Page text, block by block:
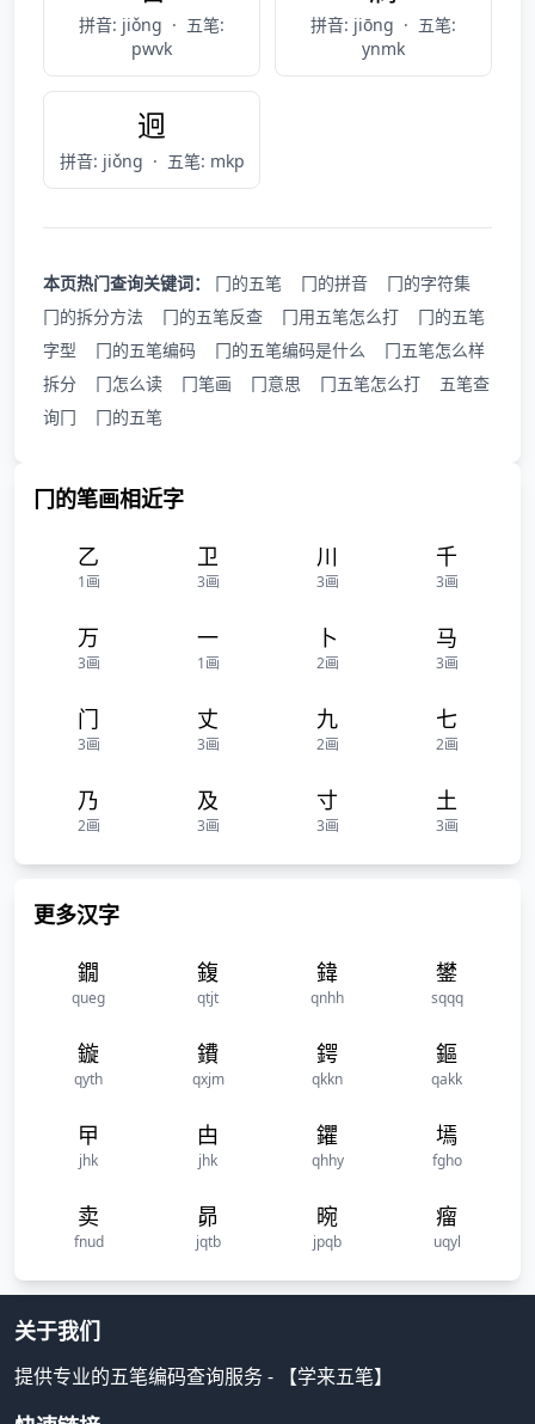
拼音: jiǒng · 五笔:
pwvk
拼音: jiōng · 五笔:
ynmk
迥
拼音: jiǒng · 五笔: mkp
本页热门查询关键词： 冂的五笔 冂的拼音
冂的字符集
冂的拆分方法
冂的五笔反查 冂用五笔怎么打
冂的五笔
字型
冂的五笔编码 冂的五笔编码是什么
冂五笔怎么样
拆分
冂怎么读 冂笔画 冂意思 冂五笔怎么打
五笔查
询冂
冂的五笔
冂的笔画相近字
乙
1画
卫
3画
川
3画
千
3画
万
3画
一
1画
卜
2画
马
3画
门
3画
丈
3画
九
2画
七
2画
乃
2画
及
3画
寸
3画
土
3画
更多汉字
鐗
queg
鍑
qtjt
鍏
qnhh
鐢
sqqq
鏇
qyth
鐨
qxjm
鍔
qkkn
鏂
qakk
曱
jhk
甴
jhk
鑺
qhhy
墕
fgho
卖
fnud
昴
jqtb
晼
jpqb
瘤
uqyl
关于我们
提供专业的五笔编码查询服务 - 【学来五笔】